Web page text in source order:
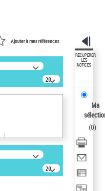
Ajouter à mes références
20
résultats/page
20
résultats/page
RÉCUPÉRER
LES
NOTICES
Ma
(0)